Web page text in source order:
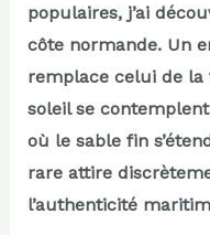
populaires, j’ai
côte normande. Un
remplace celui de la
soleil se
où le sable fin
rare attire
l’authenticité